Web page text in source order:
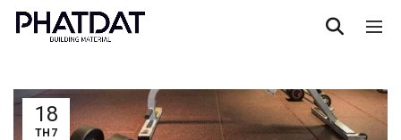
18
TH7